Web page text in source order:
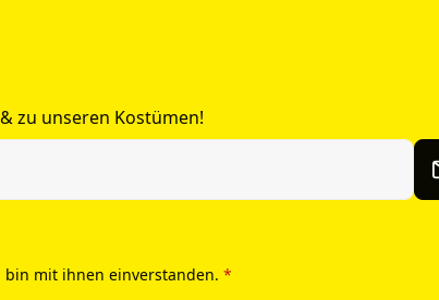
zu unseren Kostümen!
bin mit ihnen einverstanden. *